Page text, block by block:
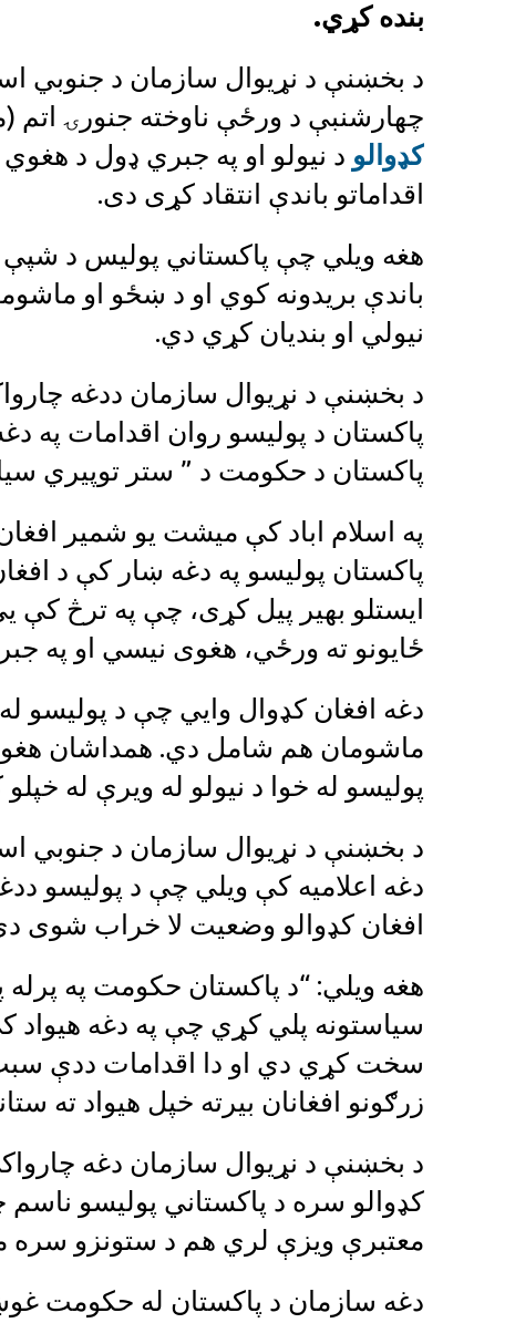
بنده کړي.
د بخښنې د نړیوال سازمان د جنوبي
چهارشنبې د ورځې ناوخته جنورۍ اتم (مرغومې ۱۹) په یوه
کډوالو د نیولو او په جبري ډول د هغوي
اقداماتو باندې انتقاد کړی دی.
هغه ویلي چې پاکستاني پولیس د شپې
باندې بریدونه کوي او د ښځو او
نیولي او بندیان کړي دي.
د بخښنې د نړیوال سازمان ددغه
پاکستان د پولیسو روان اقدامات په
پاکستان د حکومت د ” ستر توپیري
په اسلام اباد کې میشت یو شمیر
پاکستان پولیسو په دغه ښار کې د
ایستلو بهیر پیل کړی، چې په ترڅ کې
ځایونو ته ورځي، هغوی نیسي او په
دغه افغان کډوال وايي چې د پولیسو
ماشومان هم شامل دي. همداشان
پولیسو له خوا د نیولو له ویرې له
د بخښنې د نړیوال سازمان د جنوبي
دغه اعلامیه کې ویلي چې د پولیسو
افغان کډوالو وضعیت لا خراب شوی
هغه ویلي: “د پاکستان حکومت په
سیاستونه پلي کړي چې په دغه هیواد
زرګونو افغانان بیرته خپل هیواد ته
د بخښنې د نړیوال سازمان دغه
کډوالو سره د پاکستاني پولیسو ناسم
معتبرې ویزې لري هم د ستونزو
دغه سازمان د پاکستان له حکومت